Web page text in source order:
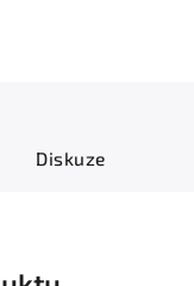
Diskuze